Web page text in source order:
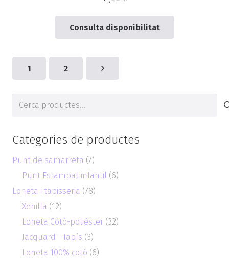
Consulta disponibilitat
1 2
Cerca
Categories de productes
Punt de samarreta (7)
Punt Estampat infantil (6)
Loneta i tapisseria (78)
Xenilla (12)
Loneta Cotó-polièster (32)
Jacquard - Tapís (3)
Loneta 100% cotó (6)